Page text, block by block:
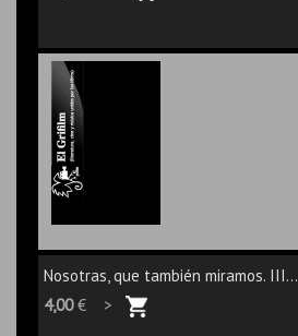
Nosotras, que también miramos. III...
4,00€ >